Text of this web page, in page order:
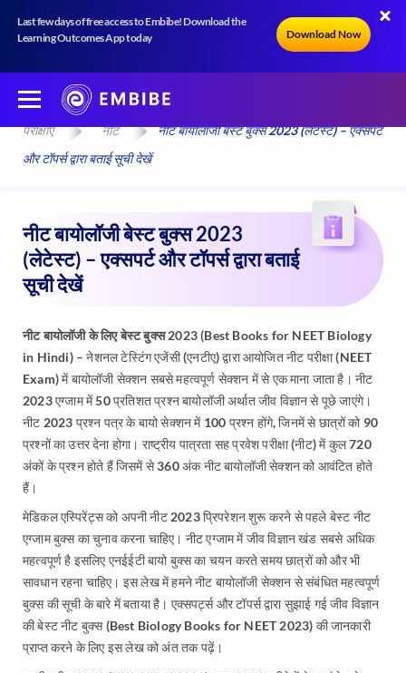
Last few days of free access to Embibe! Download the
Learning Outcomes App today
Download Now
परीक्षाएँ नीट
नीट बायोलॉजी बेस्ट बुक्स 2023 (लेटेस्ट) – एक्सपर्ट
और टॉपर्स द्वारा बताई सूची देखें
नीट बायोलॉजी बेस्ट बुक्स 2023
(लेटेस्ट) – एक्सपर्ट और टॉपर्स द्वारा बताई
सूची देखें
नीट बायोलॉजी के लिए बेस्ट बुक्स 2023 (Best Books for NEET Biology
in Hindi) –नेशनल टेस्टिंग एजेंसी (एनटीए) द्वारा आयोजित नीट परीक्षा (NEET
Exam) में बायोलॉजी सेक्शन सबसे महत्वपूर्ण सेक्शन में से एक माना जाता है। नीट
2023 एग्जाम में 50 प्रतिशत प्रश्न बायोलॉजी अर्थात जीव विज्ञान से पूछे जाएंगे।
नीट 2023 प्रश्न पत्र के बायो सेक्शन में 100 प्रश्न होंगे, जिनमें से छात्रों को 90
प्रश्नों का उत्तर देना होगा। राष्ट्रीय पात्रता सह प्रवेश परीक्षा (नीट) में कुल 720
अंकों के प्रश्न होते हैं जिसमें से 360 अंक नीट बायोलॉजी सेक्शन को आवंटित होते
हैं।
मेडिकल एस्पिरेंट्स को अपनी नीट 2023 प्रिपरेशन शुरू करने से पहले बेस्ट नीट
एग्जाम बुक्स का चुनाव करना चाहिए। नीट एग्जाम में जीव विज्ञान खंड सबसे अधिक
महत्वपूर्ण है इसलिए एनईईटी बायो बुक्स का चयन करते समय छात्रों को और भी
सावधान रहना चाहिए। इस लेख में हमने नीट बायोलॉजी सेक्शन से संबंधित महत्वपूर्ण
बुक्स की सूची के बारे में बताया है। एक्सपर्ट्स और टॉपर्स द्वारा सुझाई गई जीव विज्ञान
की बेस्ट नीट बुक्स (Best Biology Books for NEET 2023) की जानकारी
प्राप्त करने के लिए इस लेख को अंत तक पढ़ें।